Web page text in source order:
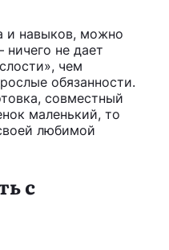
и навыков, можно
не дает
чем
обязанности.
совместный
маленький, то
любимой
с